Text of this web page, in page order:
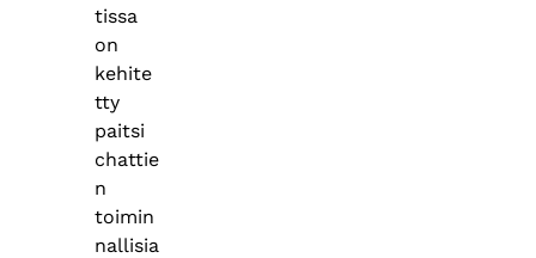
tissa
on
kehite
tty
paitsi
chattie
n
toimin
nallisia